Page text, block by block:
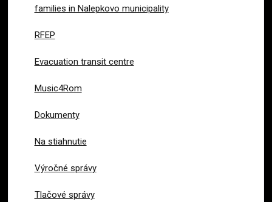
families in Nalepkovo municipality
RFEP
Evacuation transit centre
Music4Rom
Dokumenty
Na stiahnutie
Výročné správy
Tlačové správy